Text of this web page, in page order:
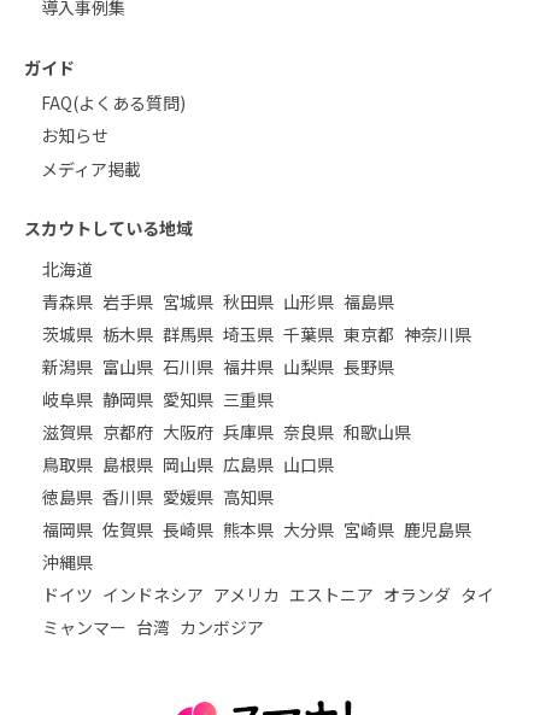
導入事例集
ガイド
FAQ(よくある質問)
お知らせ
メディア掲載
スカウトしている地域
北海道
青森県 岩手県 宮城県 秋田県 山形県 福島県
茨城県 栃木県 群馬県 埼玉県 千葉県 東京都 神奈川県
新潟県 富山県 石川県 福井県 山梨県 長野県
岐阜県 静岡県 愛知県 三重県
滋賀県 京都府 大阪府 兵庫県 奈良県 和歌山県
鳥取県 島根県 岡山県 広島県 山口県
徳島県 香川県 愛媛県 高知県
福岡県 佐賀県 長崎県 熊本県 大分県 宮崎県 鹿児島県
沖縄県
ドイツ インドネシア アメリカ エストニア オランダ タイ
ミャンマー 台湾 カンボジア